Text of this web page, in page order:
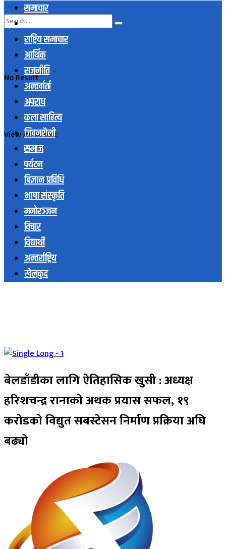
No Result
View All Result
समाचार
स्थानिय समाचार
राष्ट्रिय समाचार
आर्थिक
राजनीति
अन्तर्वार्ता
अपराध
कला साहित्य
जिवनशैली
समाज
पर्यटन
बिज्ञान प्रविधि
भाषा संस्कृति
मनोरञ्जन
विचार
विद्यार्थी
अन्तर्राष्ट्रिय
खेलकुद
बेलडाँडीका लागि ऐतिहासिक खुसी : अध्यक्ष
हरिशचन्द्र रानाको अथक प्रयास सफल, १९
करोडको विद्युत सबस्टेसन निर्माण प्रक्रिया अघि
बढ्यो